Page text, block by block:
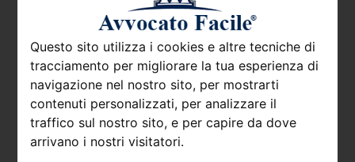
Questo sito utilizza i cookies e altre tecniche di
tracciamento per migliorare la tua esperienza di
navigazione nel nostro sito, per mostrarti
contenuti personalizzati, per analizzare il
traffico sul nostro sito, e per capire da dove
arrivano i nostri visitatori.
Calcolo e versamento dell’imposta
catastale
L’imposta catastaleè generalmente
prevista nella misura di50 euro, salve le
relative eccezioni. Dunque, da un punto
di vista di calcolo non è molto difficile